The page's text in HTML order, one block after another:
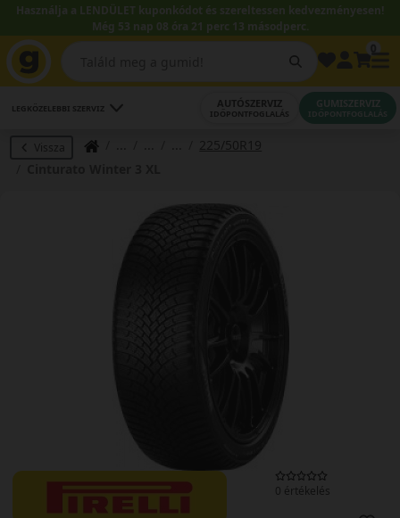
Használja a LENDÜLET kuponkódot és szereltessen kedvezményesen!
Még 53 nap 08 óra 21 perc 12 másodperc.
LEGKÖZELEBBI SZERVIZ AUTÓSZERVIZ
IDŐPONTFOGLALÁS
GUMISZERVIZ
IDŐPONTFOGLALÁS
Vissza
225/50R19
0 értékelés